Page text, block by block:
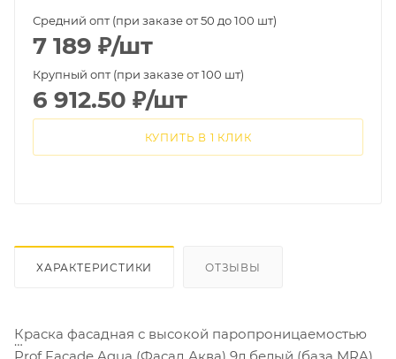
Средний опт (при заказе от 50 до 100 шт)
7 189 ₽/шт
Крупный опт (при заказе от 100 шт)
6 912.50 ₽/шт
КУПИТЬ В 1 КЛИК
ХАРАКТЕРИСТИКИ ОТЗЫВЫ
Краска фасадная с высокой паропроницаемостью